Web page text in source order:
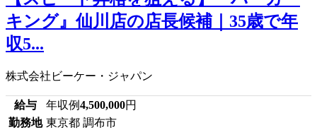
キング』仙川店の店長候補｜35歳で年
収5...
株式会社ビーケー・ジャパン
給与 年収例4,500,000円
勤務地 東京都 調布市